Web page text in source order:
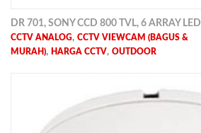
DR 701, SONY CCD 800 TVL, 6 ARRAY LED
CCTV ANALOG, CCTV VIEWCAM (BAGUS &
MURAH), HARGA CCTV, OUTDOOR